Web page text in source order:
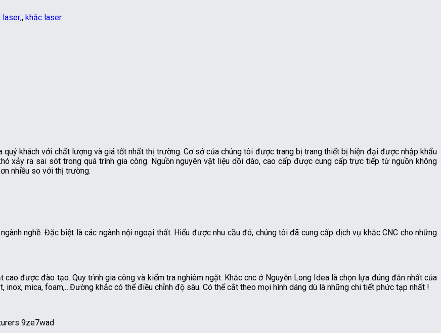
laser;, khắc laser
quý khách với chất lượng và giá tốt nhất thị trường. Cơ sở của chúng tôi được trang bị trang thiết bị hiện đại được nhập khẩu
xảy ra sai sót trong quá trình gia công. Nguồn nguyên vật liệu dồi dào, cao cấp được cung cấp trực tiếp từ nguồn không
nhiều so với thị trường.
nghề. Đặc biệt là các ngành nội ngoại thất. Hiểu được nhu cầu đó, chúng tôi đã cung cấp dịch vụ khắc CNC cho những
cao được đào tạo. Quy trình gia công và kiểm tra nghiêm ngặt. Khắc cnc ở Nguyễn Long Idea là chọn lựa đúng đắn nhất của
inox, mica, foam,…Đường khắc có thể điều chỉnh độ sâu. Có thể cắt theo mọi hình dáng dù là những chi tiết phức tạp nhất !